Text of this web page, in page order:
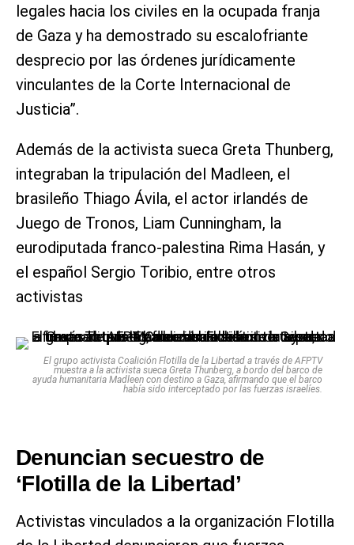
legales hacia los civiles en la ocupada franja
de Gaza y ha demostrado su escalofriante
desprecio por las órdenes jurídicamente
vinculantes de la Corte Internacional de
Justicia”.
Además de la activista sueca Greta Thunberg,
integraban la tripulación del Madleen, el
brasileño Thiago Ávila, el actor irlandés de
Juego de Tronos, Liam Cunningham, la
eurodiputada franco-palestina Rima Hasán, y
el español Sergio Toribio, entre otros
activistas
El grupo activista Coalición Flotilla de la Libertad a través de AFPTV
muestra a la activista sueca Greta Thunberg, a bordo del barco de
ayuda humanitaria Madleen con destino a Gaza, afirmando que el barco
había sido interceptado por las fuerzas israelíes.
Denuncian secuestro de
‘Flotilla de la Libertad’
Activistas vinculados a la organización Flotilla